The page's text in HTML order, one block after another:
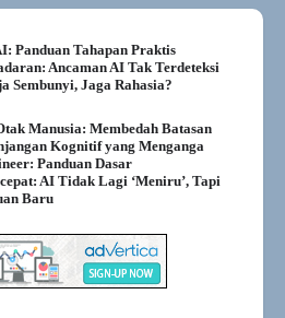
Panduan Tahapan Praktis
Ancaman AI Tak Terdeteksi
Sembunyi, Jaga Rahasia?
Manusia: Membedah Batasan
Kognitif yang Menganga
Panduan Dasar
AI Tidak Lagi ‘Meniru’, Tapi
Baru